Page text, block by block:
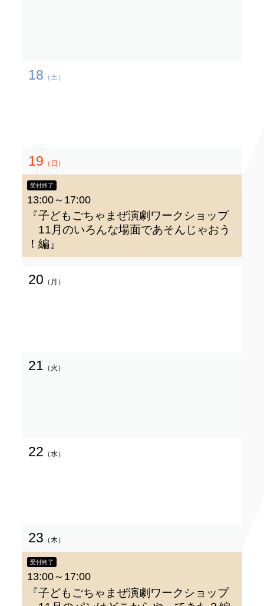
18 （土）
19 （日）
受付終了
『子どもごちゃまぜ演劇ワークショップ
11月のいろんな場面であそんじゃおう
！編』
13:00～17:00
20 （月）
21 （火）
22 （水）
23 （木）
受付終了
『子どもごちゃまぜ演劇ワークショップ
13:00～17:00